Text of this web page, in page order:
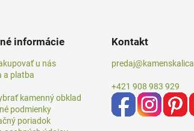
informácie
u nás
a platba
kamenný obklad
podmienky
poriadok
Kontakt
+421 908 983 929